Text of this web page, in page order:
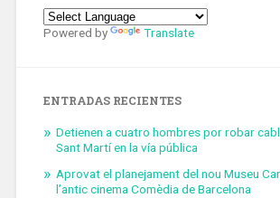
Powered by Translate
ENTRADAS RECIENTES
Detienen a cuatro hombres por robar
Sant Martí en la vía pública
Aprovat el planejament del nou Museu
l’antic cinema Comèdia de Barcelona